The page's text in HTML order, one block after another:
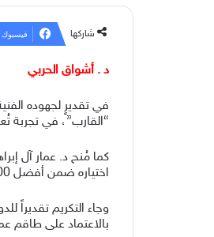
شاركها فيسبوك
د . أشواق الحربي
في تقديرٍ لجهوده
“القارب”، في تجربة
كما مُنح د. عمار آل
اختياره ضمن أفضل 100 شخصية عربية مؤثرة لعام 2026، ومنحه شهادة تميز خاصة تقديراً لنجاح فيلم “القارب” بوصفه تجربة سينمائية عُمانية رائدة.
وجاء التكريم تقديراً
بالاعتماد على طاقم عمل من أبناء محافظة ظفار بنسبة 100%، في